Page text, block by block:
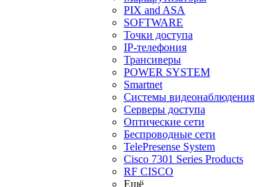
PIX and ASA
SOFTWARE
Точки доступа
IP-телефония
Трансиверы
POWER SYSTEM
Smartnet
Системы видеонаблюдения
Серверы доступа
Оптические сети
Беспроводные сети
TelePresense System
Cisco 7301 Series Products
RF CISCO
Ещё